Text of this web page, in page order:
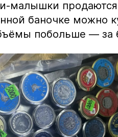
малышки
баночке можно
побольше — за